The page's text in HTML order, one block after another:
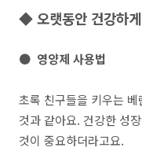
◆ 오랫동안 건강하
● 영양제 사용법
초록 친구들을 키우는
것과 같아요. 건강한 성
것이 중요하더라고요.